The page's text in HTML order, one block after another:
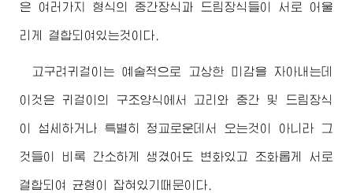
은 여러가지 형식의 중간장식과 드림장식들이 서로 어울
리게 결합되여있는것이다.
고구려귀걸이는 예술적으로 고상한 미감을 자아내는데
이것은 귀걸이의 구조양식에서 고리와 중간 및 드림장식
이 섬세하거나 특별히 정교로운데서 오는것이 아니라 그
것들이 비록 간소하게 생겼어도 변화있고 조화롭게 서로
결합되여 균형이 잡혀있기때문이다.